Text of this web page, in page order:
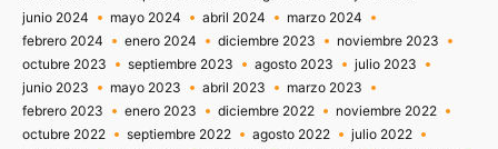
junio 2024
mayo 2024 abril 2024
marzo 2024
febrero 2024
enero 2024 diciembre 2023
noviembre 2023
octubre 2023
septiembre 2023 agosto 2023
julio 2023
junio 2023
mayo 2023 abril 2023
marzo 2023
febrero 2023
enero 2023 diciembre 2022
noviembre 2022
octubre 2022
septiembre 2022 agosto 2022
julio 2022